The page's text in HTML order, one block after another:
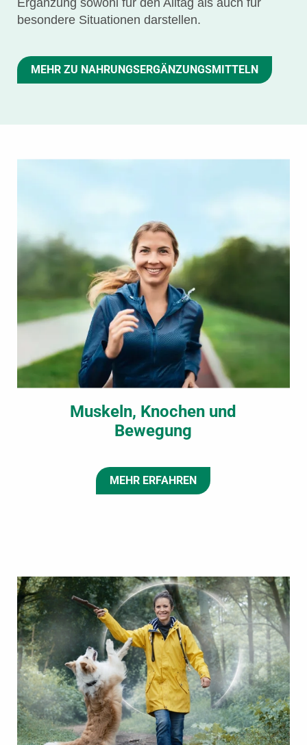
Ergänzung sowohl für den Alltag als auch für
besondere Situationen darstellen.
MEHR ZU NAHRUNGS­ERGÄNZUNGS­MITTELN
Muskeln, Knochen und
Bewegung
MEHR ERFAHREN